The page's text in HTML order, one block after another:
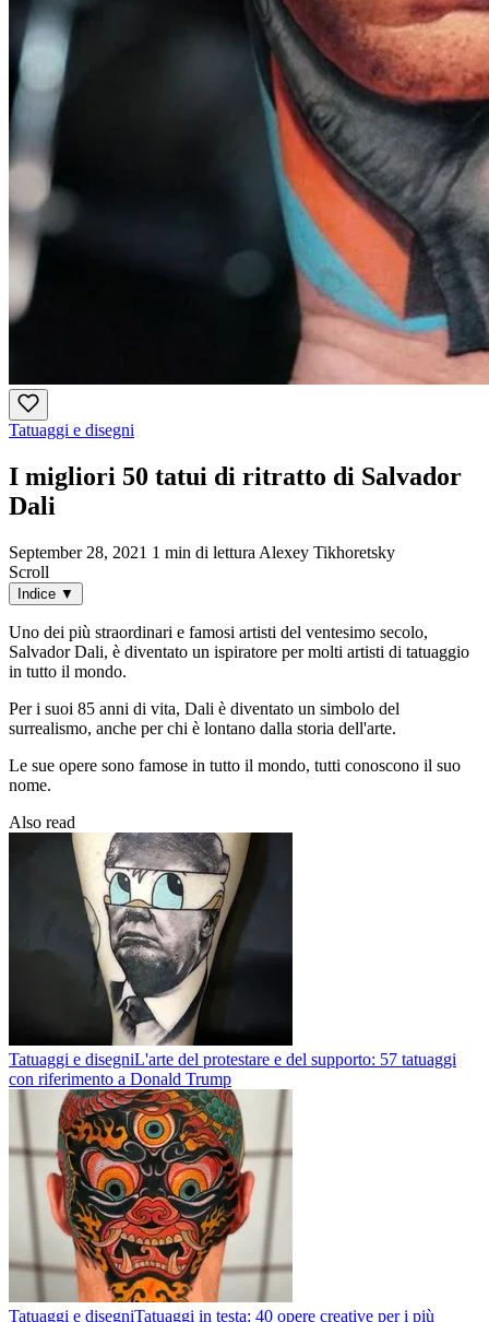
Tatuaggi e disegni
I migliori 50 tatui di ritratto di Salvador
Dali
September 28, 2021 1 min di lettura Alexey Tikhoretsky
Scroll
Indice ▼
Uno dei più straordinari e famosi artisti del ventesimo secolo,
Salvador Dali, è diventato un ispiratore per molti artisti di tatuaggio
in tutto il mondo.
Per i suoi 85 anni di vita, Dali è diventato un simbolo del
surrealismo, anche per chi è lontano dalla storia dell'arte.
Le sue opere sono famose in tutto il mondo, tutti conoscono il suo
nome.
Also read
Tatuaggi e disegniL'arte del protestare e del supporto: 57 tatuaggi
con riferimento a Donald Trump
Tatuaggi e disegniTatuaggi in testa: 40 opere creative per i più